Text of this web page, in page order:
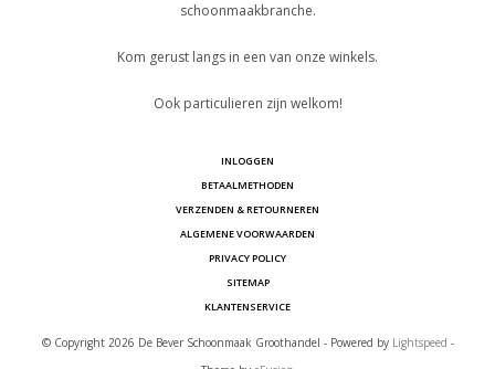
schoonmaakbranche.
Kom gerust langs in een van onze winkels.
Ook particulieren zijn welkom!
INLOGGEN
BETAALMETHODEN
VERZENDEN & RETOURNEREN
ALGEMENE VOORWAARDEN
PRIVACY POLICY
SITEMAP
KLANTENSERVICE
© Copyright 2026 De Bever Schoonmaak Groothandel - Powered by Lightspeed -